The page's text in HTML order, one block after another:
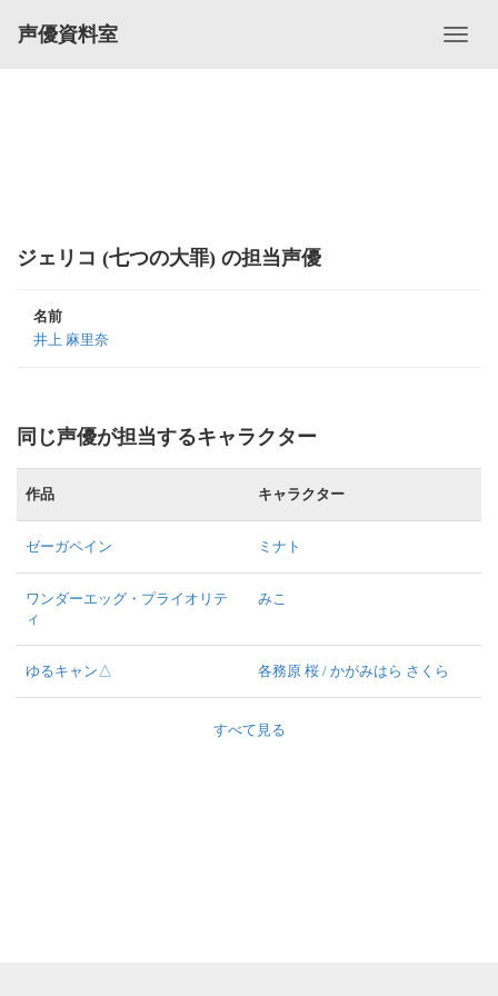
声優資料室
ジェリコ (七つの大罪) の担当声優
名前
井上 麻里奈
同じ声優が担当するキャラクター
作品 キャラクター
ゼーガペイン ミナト
ワンダーエッグ・プライオリテ
ィ
みこ
ゆるキャン△ 各務原 桜 / かがみはら さくら
すべて見る